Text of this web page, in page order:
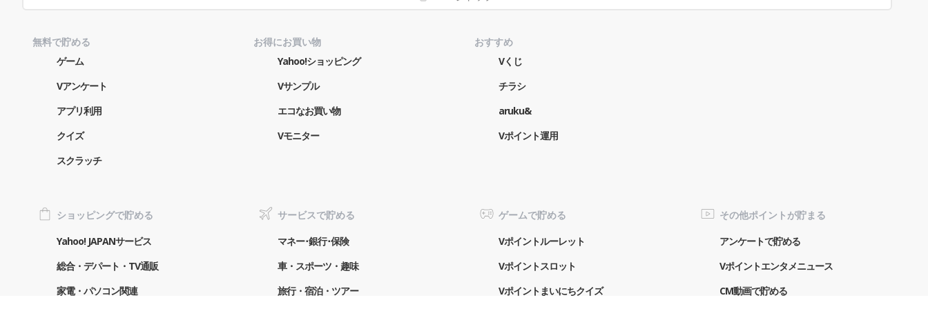
無料で貯める
ゲーム
Vアンケート
アプリ利用
クイズ
スクラッチ
お得にお買い物
Yahoo!ショッピング
Vサンプル
エコなお買い物
Vモニター
おすすめ
Vくじ
チラシ
aruku&
Vポイント運用
ショッピングで貯める
Yahoo! JAPANサービス
総合・デパート・TV通販
家電・パソコン関連
サービスで貯める
マネー･銀行･保険
車・スポーツ・趣味
旅行・宿泊・ツアー
ゲームで貯める
Vポイントルーレット
Vポイントスロット
Vポイントまいにちクイズ
その他ポイントが貯まる
アンケートで貯める
Vポイントエンタメニュース
CM動画で貯める